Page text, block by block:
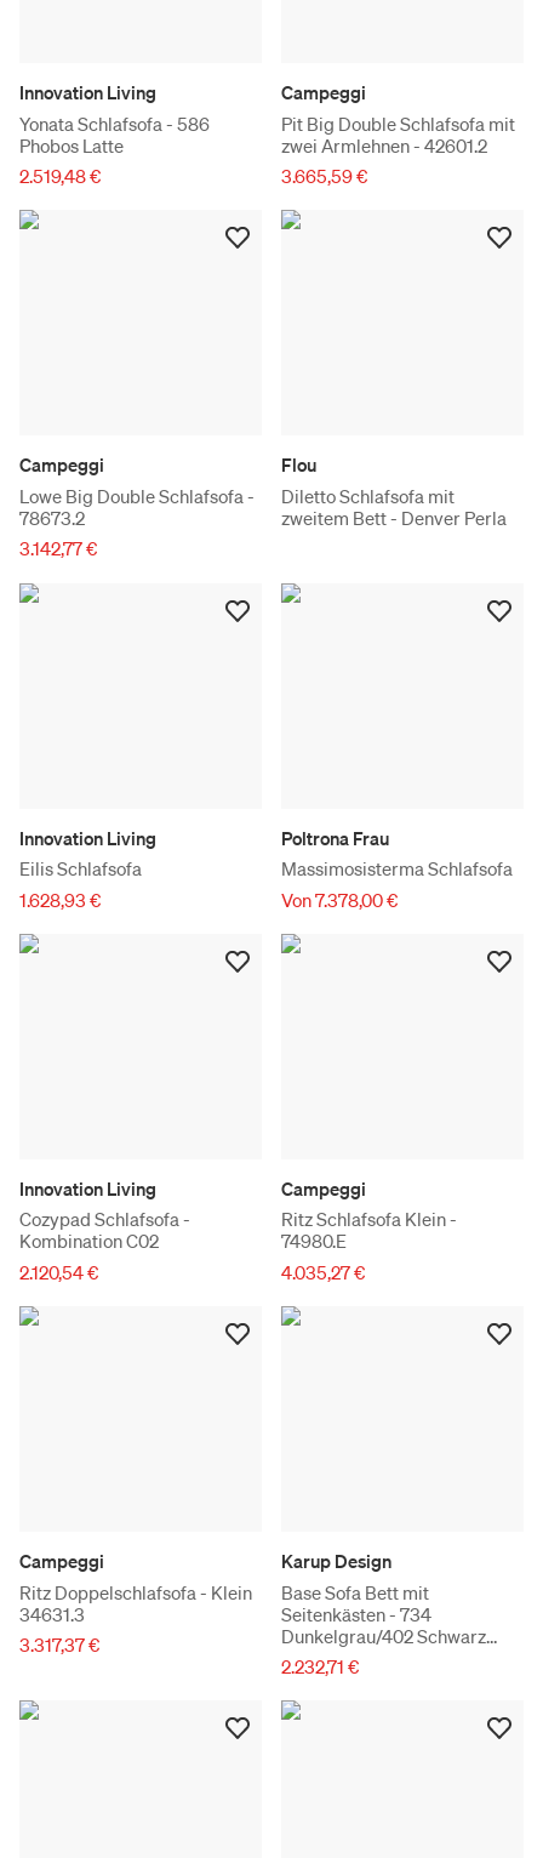
Innovation Living
Yonata Schlafsofa - 586
Phobos Latte
2.519,48 €
Campeggi
Pit Big Double Schlafsofa mit
zwei Armlehnen - 42601.2
3.665,59 €
Campeggi
Lowe Big Double Schlafsofa -
78673.2
3.142,77 €
Flou
Diletto Schlafsofa mit
zweitem Bett - Denver Perla
Innovation Living
Eilis Schlafsofa
1.628,93 €
Poltrona Frau
Massimosisterma Schlafsofa
Von 7.378,00 €
Innovation Living
Cozypad Schlafsofa -
Kombination C02
2.120,54 €
Campeggi
Ritz Schlafsofa Klein -
74980.E
4.035,27 €
Campeggi
Ritz Doppelschlafsofa - Klein
34631.3
3.317,37 €
Karup Design
Base Sofa Bett mit
Seitenkästen - 734
Dunkelgrau/402 Schwarz
Nachtlackiert
2.232,71 €